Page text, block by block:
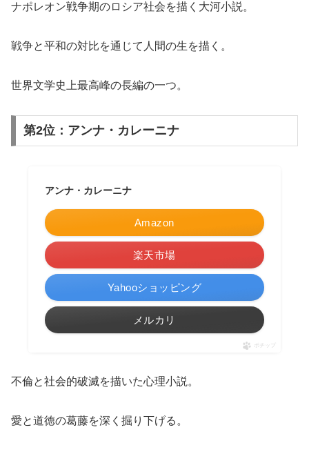
ナポレオン戦争期のロシア社会を描く大河小説。
戦争と平和の対比を通じて人間の生を描く。
世界文学史上最高峰の長編の一つ。
第2位：アンナ・カレーニナ
アンナ・カレーニナ
Amazon
楽天市場
Yahooショッピング
メルカリ
ポチップ
不倫と社会的破滅を描いた心理小説。
愛と道徳の葛藤を深く掘り下げる。